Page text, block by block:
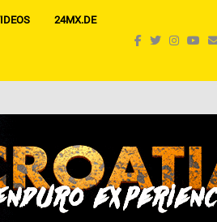
24MX.DE